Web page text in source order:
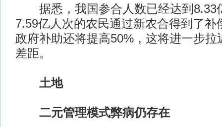
据悉，我国参合人数已经达到8.33
7.59亿人次的农民通过新农合得到了补
政府补助还将提高50%，这将进一步拉
差距。
土地
二元管理模式弊病仍存在